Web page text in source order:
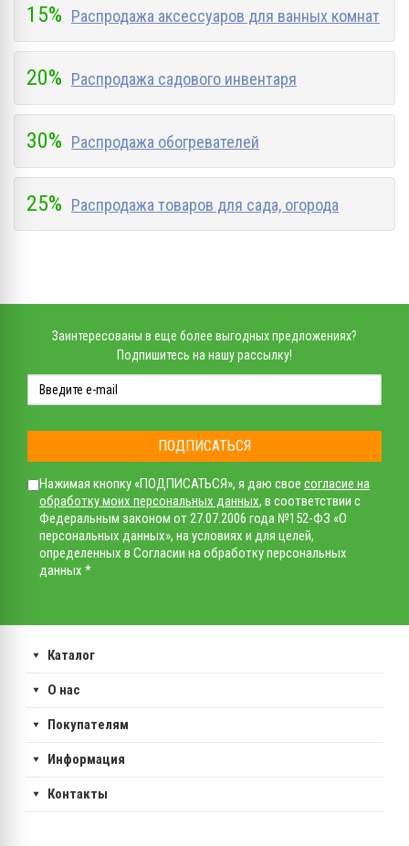
15% Распродажа аксессуаров для ванных комнат
20% Распродажа садового инвентаря
30% Распродажа обогревателей
25% Распродажа товаров для сада, огорода
Заинтересованы в еще более выгодных предложениях?
Подпишитесь на нашу рассылку!
ПОДПИСАТЬСЯ
Нажимая кнопку «ПОДПИСАТЬСЯ», я даю свое согласие на
обработку моих персональных данных, в соответствии с
Федеральным законом от 27.07.2006 года №152-ФЗ «О
персональных данных», на условиях и для целей,
определенных в Согласии на обработку персональных
данных *
Каталог
О нас
Покупателям
Информация
Контакты